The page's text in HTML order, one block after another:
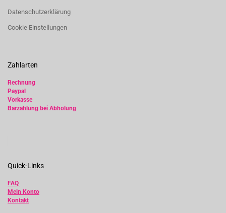
Datenschutzerklärung
Cookie Einstellungen
Zahlarten
Rechnung
Paypal
Vorkasse
Barzahlung bei Abholung
Quick-Links
FAQ
Mein Konto
Kontakt